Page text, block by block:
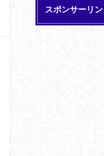
スポンサーリン